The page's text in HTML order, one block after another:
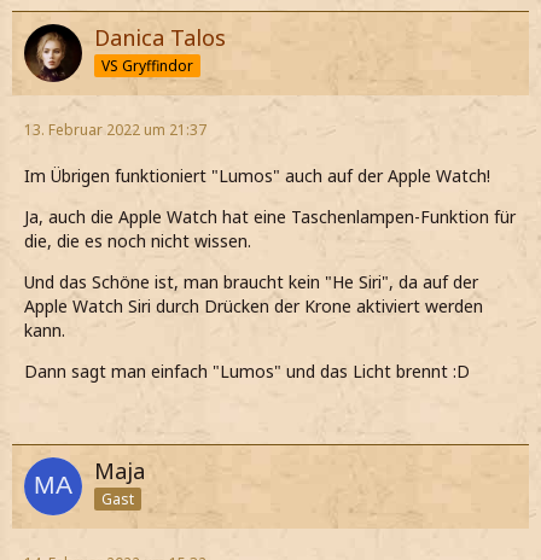
Danica Talos
VS Gryffindor
13. Februar 2022 um 21:37
Im Übrigen funktioniert "Lumos" auch auf der Apple Watch!
Ja, auch die Apple Watch hat eine Taschenlampen-Funktion für
die, die es noch nicht wissen.
Und das Schöne ist, man braucht kein "He Siri", da auf der
Apple Watch Siri durch Drücken der Krone aktiviert werden
kann.
Dann sagt man einfach "Lumos" und das Licht brennt :D
Maja
Gast